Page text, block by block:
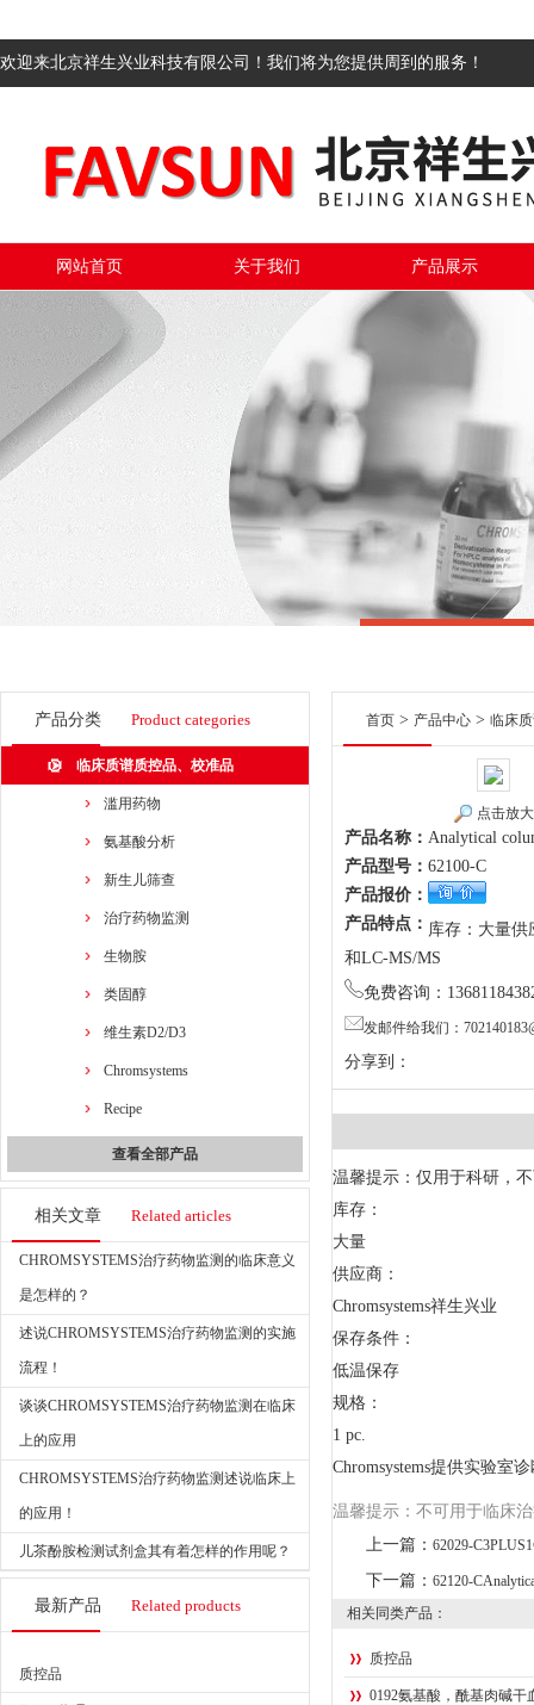
欢迎来北京祥生兴业科技有限公司！我们将为您提供周到的服务！
网站首页 关于我们 产品展示
产品分类 Product categories
临床质谱质控品、校准品
滥用药物
氨基酸分析
新生儿筛查
治疗药物监测
生物胺
类固醇
维生素D2/D3
Chromsystems
Recipe
查看全部产品
相关文章 Related articles
CHROMSYSTEMS治疗药物监测的临床意义
是怎样的？
述说CHROMSYSTEMS治疗药物监测的实施
流程！
谈谈CHROMSYSTEMS治疗药物监测在临床
上的应用
CHROMSYSTEMS治疗药物监测述说临床上
的应用！
儿茶酚胺检测试剂盒其有着怎样的作用呢？
最新产品 Related products
质控品
首页 > 产品中心 > 临床
点击放大
产品名称： Analytical
产品型号： 62100-C
产品报价：
产品特点： 库存：大量供
和LC-MS/MS
免费咨询：
发邮件给我们：
分享到：
温馨提示：仅用于科研，
库存：
大量
供应商：
Chromsystems祥生兴业
保存条件：
低温保存
规格：
1 pc.
Chromsystems提供实验室
温馨提示：不可用于临床
上一篇： 62029-
下一篇： 62120-
相关同类产品：
质控品
0192氨基酸，酰基肉碱干